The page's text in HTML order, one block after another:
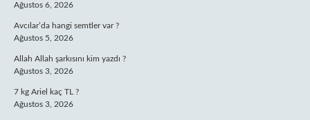
Ağustos 6, 2026
Avcılar’da hangi semtler var ?
Ağustos 5, 2026
Allah Allah şarkısını kim yazdı ?
Ağustos 3, 2026
7 kg Ariel kaç TL ?
Ağustos 3, 2026